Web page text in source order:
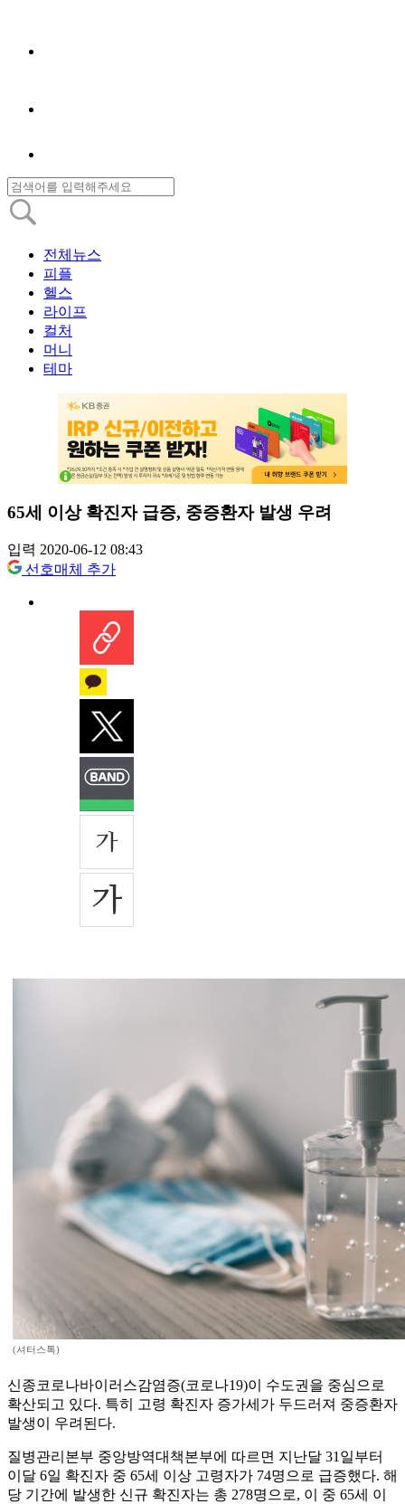
전체뉴스
피플
헬스
라이프
컬처
머니
테마
65세 이상 확진자 급증, 중증환자 발생 우려
입력 2020-06-12 08:43
선호매체 추가
(셔터스톡)
신종코로나바이러스감염증(코로나19)이 수도권을 중심으로
확산되고 있다. 특히 고령 확진자 증가세가 두드러져 중증환자
발생이 우려된다.
질병관리본부 중앙방역대책본부에 따르면 지난달 31일부터
이달 6일 확진자 중 65세 이상 고령자가 74명으로 급증했다. 해
당 기간에 발생한 신규 확진자는 총 278명으로, 이 중 65세 이